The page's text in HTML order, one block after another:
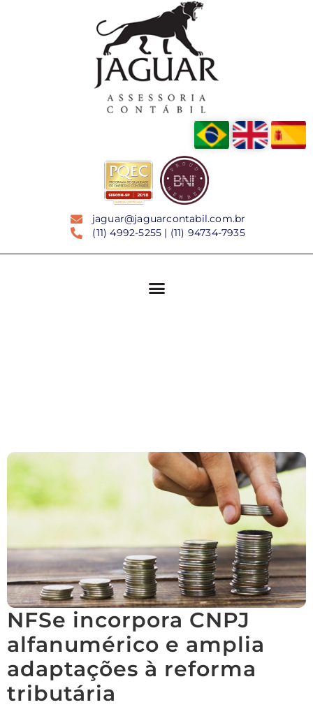
jaguar@jaguarcontabil.com.br
(11) 4992-5255 | (11) 94734-7935
NFSe incorpora CNPJ
alfanumérico e amplia
adaptações à reforma
tributária